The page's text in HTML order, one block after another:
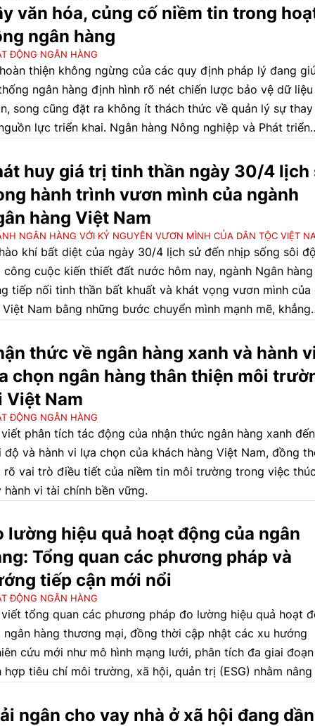
văn hóa, củng cố niềm tin trong
ngân hàng
ĐỘNG NGÂN HÀNG
thiện không ngừng của các quy định pháp lý đang
ngân hàng định hình rõ nét chiến lược bảo vệ dữ liệu
song cũng đặt ra không ít thách thức về quản lý sự
lực triển khai. Ngân hàng Nông nghiệp và Phát triển
công tác quản trị và bảo vệ dữ liệu cá nhân trong hoạt
hàng. Hành trình này không chỉ dừng lại ở thay đổi các
nghiệp vụ, mà sâu xa hơn, đây là quá trình nâng cao giá trị
hiệu, mở ra cánh cửa để ngân hàng sẵn sàng trao đổi và
sẻ dữ liệu trong hệ sinh thái mở.
huy giá trị tinh thần ngày 30/4 lịch
hành trình vươn mình của ngành
hàng Việt Nam
NGÂN HÀNG VỚI KỶ NGUYÊN VƯƠN MÌNH CỦA DÂN TỘC VIỆT
khí bất diệt của ngày 30/4 lịch sử đến nhịp sống sôi
công cuộc kiến thiết đất nước hôm nay, ngành Ngân hàng
tiếp nối tinh thần bất khuất và khát vọng vươn mình của
Nam bằng những bước chuyển mình mạnh mẽ, khẳng
trưởng kinh tế bền vững trong kỷ nguyên mới.
thức về ngân hàng xanh và hành
chọn ngân hàng thân thiện môi
Việt Nam
ĐỘNG NGÂN HÀNG
viết phân tích tác động của nhận thức ngân hàng xanh đến
độ và hành vi lựa chọn của khách hàng Việt Nam, đồng
rõ vai trò điều tiết của niềm tin môi trường trong việc thúc
hành vi tài chính bền vững.
lường hiệu quả hoạt động của ngân
Tổng quan các phương pháp và
tiếp cận mới nổi
ĐỘNG NGÂN HÀNG
viết tổng quan các phương pháp đo lường hiệu quả hoạt
ngân hàng thương mại, đồng thời cập nhật các xu hướng
cứu mới như mô hình mạng lưới, phân tích đa giai
hợp tiêu chí môi trường, xã hội, quản trị (ESG) nhằm nâng
ngân cho vay nhà ở xã hội đang dần